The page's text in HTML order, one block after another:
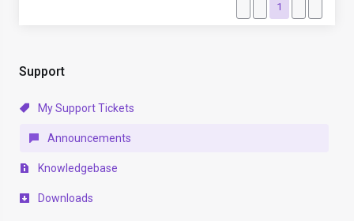
Support
My Support Tickets
Announcements
Knowledgebase
Downloads
1